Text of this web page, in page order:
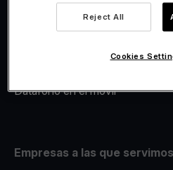
Avance Comercial
Datáfono en el movil
Empresas a las que servimos
Reject All
Cookies